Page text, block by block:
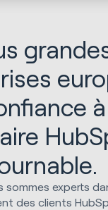
sommes experts
des clients